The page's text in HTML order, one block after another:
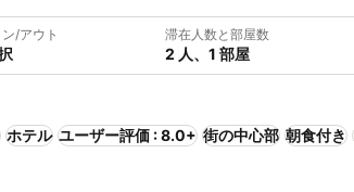
/アウト 滞在人数と部屋数
2 人、1 部屋
ホテル ユーザー評価 : 8.0+ 街の中心部 朝食付き